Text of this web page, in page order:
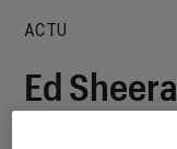
ACTU
Ed